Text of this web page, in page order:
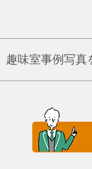
趣味室事例写真